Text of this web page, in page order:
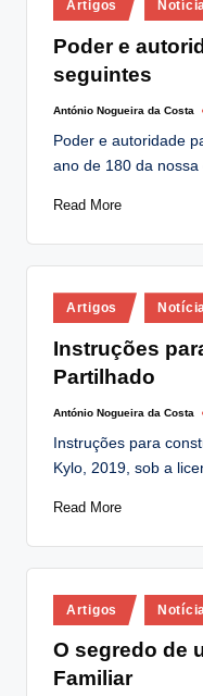
in
Artigos
Poder e
seguintes
Posted
António Nogueira da Costa
Poder e autoridade
ano de 180 da
Read More
Posted
in
Artigos
Instruções
Partilhado
Posted
António Nogueira da Costa
Instruções para
Kylo, 2019, sob a
Read More
Posted
in
Artigos
O segredo de
Familiar